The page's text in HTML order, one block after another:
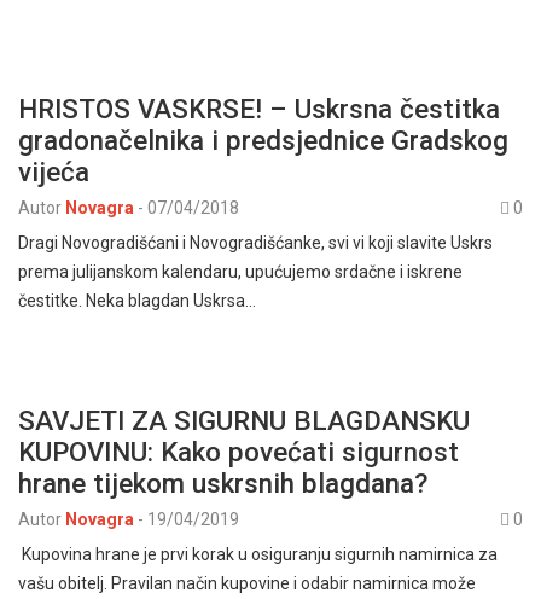
HRISTOS VASKRSE! – Uskrsna čestitka
gradonačelnika i predsjednice Gradskog
vijeća
Autor Novagra - 07/04/2018
0
Dragi Novogradišćani i Novogradišćanke, svi vi koji slavite Uskrs
prema julijanskom kalendaru, upućujemo srdačne i iskrene
čestitke. Neka blagdan Uskrsa…
SAVJETI ZA SIGURNU BLAGDANSKU
KUPOVINU: Kako povećati sigurnost
hrane tijekom uskrsnih blagdana?
Autor Novagra - 19/04/2019
0
Kupovina hrane je prvi korak u osiguranju sigurnih namirnica za
vašu obitelj. Pravilan način kupovine i odabir namirnica može